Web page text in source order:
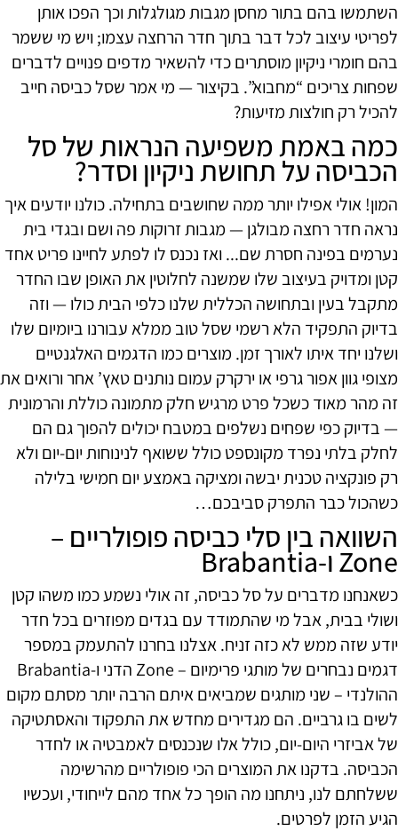
השתמשו בהם בתור מחסן מגבות מגולגלות וכך הפכו אותן
לפריטי עיצוב לכל דבר בתוך חדר הרחצה עצמו; ויש מי ששמר
בהם חומרי ניקיון מוסתרים כדי להשאיר מדפים פנויים לדברים
שפחות צריכים “מחבוא”. בקיצור — מי אמר שסל כביסה חייב
להכיל רק חולצות מזיעות?
כמה באמת משפיעה הנראות של סל
הכביסה על תחושת ניקיון וסדר?
המון! אולי אפילו יותר ממה שחושבים בתחילה. כולנו יודעים איך
נראה חדר רחצה מבולגן — מגבות זרוקות פה ושם ובגדי בית
נערמים בפינה חסרת שם... ואז נכנס לו לפתע לחיינו פריט אחד
קטן ומדויק בעיצוב שלו שמשנה לחלוטין את האופן שבו החדר
מתקבל בעין ובתחושה הכללית שלנו כלפי הבית כולו — וזה
בדיוק התפקיד הלא רשמי שסל טוב ממלא עבורנו ביומיום שלו
ושלנו יחד איתו לאורך זמן. מוצרים כמו הדגמים האלגנטיים
מצופי גוון אפור גרפי או ירקרק עמום נותנים טאץ’ אחר ורואים את
זה מהר מאוד כשכל פרט מרגיש חלק מתמונה כוללת והרמונית
— בדיוק כפי שפחים נשלפים במטבח יכולים להפוך גם הם
לחלק בלתי נפרד מקונספט כולל ששואף לנינוחות יום-יום ולא
רק פונקציה טכנית יבשה ומציקה באמצע יום חמישי בלילה
כשהכול כבר התפרק סביבכם…
השוואה בין סלי כביסה פופולריים –
Zone ו-Brabantia
כשאנחנו מדברים על סל כביסה, זה אולי נשמע כמו משהו קטן
ושולי בבית, אבל מי שהתמודד עם בגדים מפוזרים בכל חדר
יודע שזה ממש לא כזה זניח. אצלנו בחרנו להתעמק במספר
דגמים נבחרים של מותגי פרימיום – Zone הדני ו-Brabantia
ההולנדי – שני מותגים שמביאים איתם הרבה יותר מסתם מקום
לשים בו גרביים. הם מגדירים מחדש את התפקוד והאסתטיקה
של אביזרי היום-יום, כולל אלו שנכנסים לאמבטיה או לחדר
הכביסה. בדקנו את המוצרים הכי פופולריים מהרשימה
ששלחתם לנו, ניתחנו מה הופך כל אחד מהם לייחודי, ועכשיו
הגיע הזמן לפרטים.